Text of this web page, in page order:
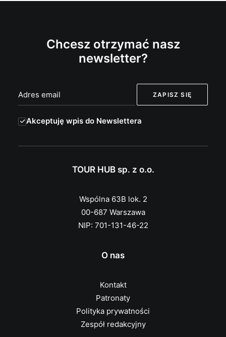
Chcesz otrzymać nasz
newsletter?
Akceptuję wpis do Newslettera
TOUR HUB sp. z o.o.
Wspólna 63B lok. 2
00-687 Warszawa
NIP: 701-131-46-22
O nas
Kontakt
Patronaty
Polityka prywatności
Zespół redakcyjny